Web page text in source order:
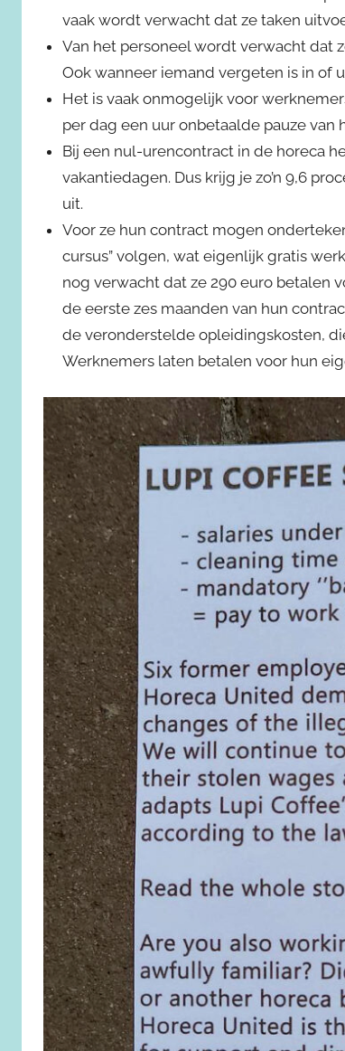
vaak wordt verwacht dat ze taken
Van het personeel wordt verwacht dat
Ook wanneer iemand vergeten is in of
Het is vaak onmogelijk voor
per dag een uur onbetaalde pauze
Bij een nul-urencontract in de horeca
vakantiedagen. Dus krijg je zo’n 9,6
uit.
Voor ze hun contract mogen
cursus” volgen, wat eigenlijk gratis
nog verwacht dat ze 290 euro betalen
de eerste zes maanden van hun
de veronderstelde opleidingskosten,
Werknemers laten betalen voor hun